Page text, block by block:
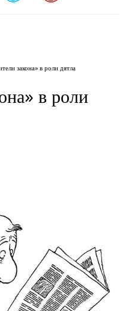
закона» в роли дятла
в роли